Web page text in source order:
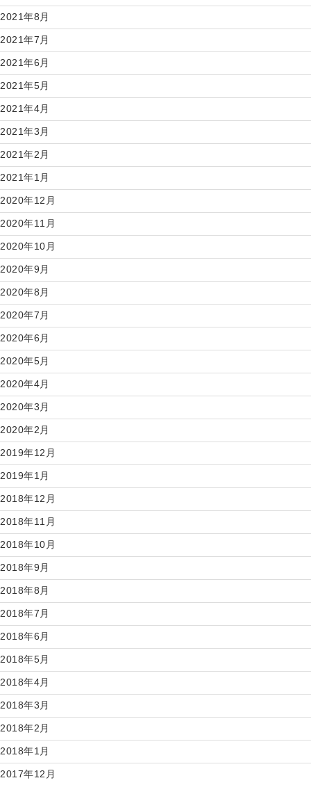
2021年8月
2021年7月
2021年6月
2021年5月
2021年4月
2021年3月
2021年2月
2021年1月
2020年12月
2020年11月
2020年10月
2020年9月
2020年8月
2020年7月
2020年6月
2020年5月
2020年4月
2020年3月
2020年2月
2019年12月
2019年1月
2018年12月
2018年11月
2018年10月
2018年9月
2018年8月
2018年7月
2018年6月
2018年5月
2018年4月
2018年3月
2018年2月
2018年1月
2017年12月